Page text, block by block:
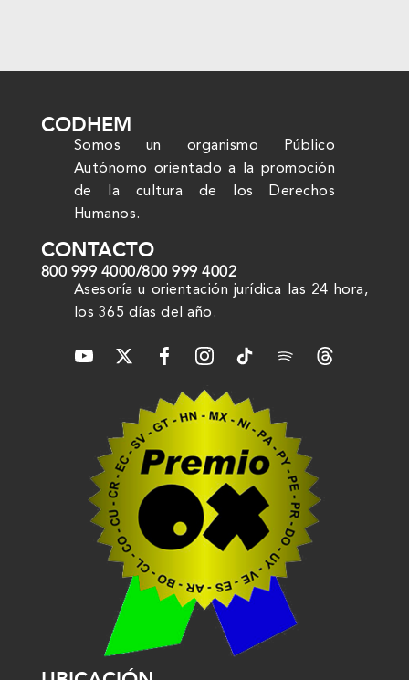
CODHEM
Somos un organismo Público
Autónomo orientado a la promoción
de la cultura de los Derechos
Humanos.
CONTACTO
800 999 4000/800 999 4002
Asesoría u orientación jurídica las 24 hora,
los 365 días del año.